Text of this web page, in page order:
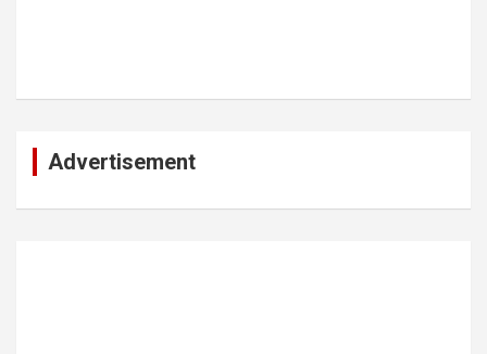
Advertisement